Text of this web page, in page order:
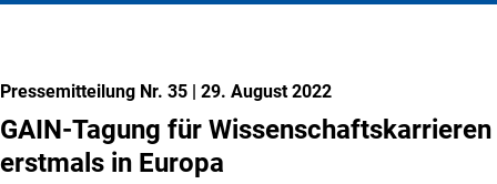
Pressemitteilung Nr. 35 | 29. August 2022
GAIN-Tagung für Wissenschaftskarrieren
erstmals in Europa